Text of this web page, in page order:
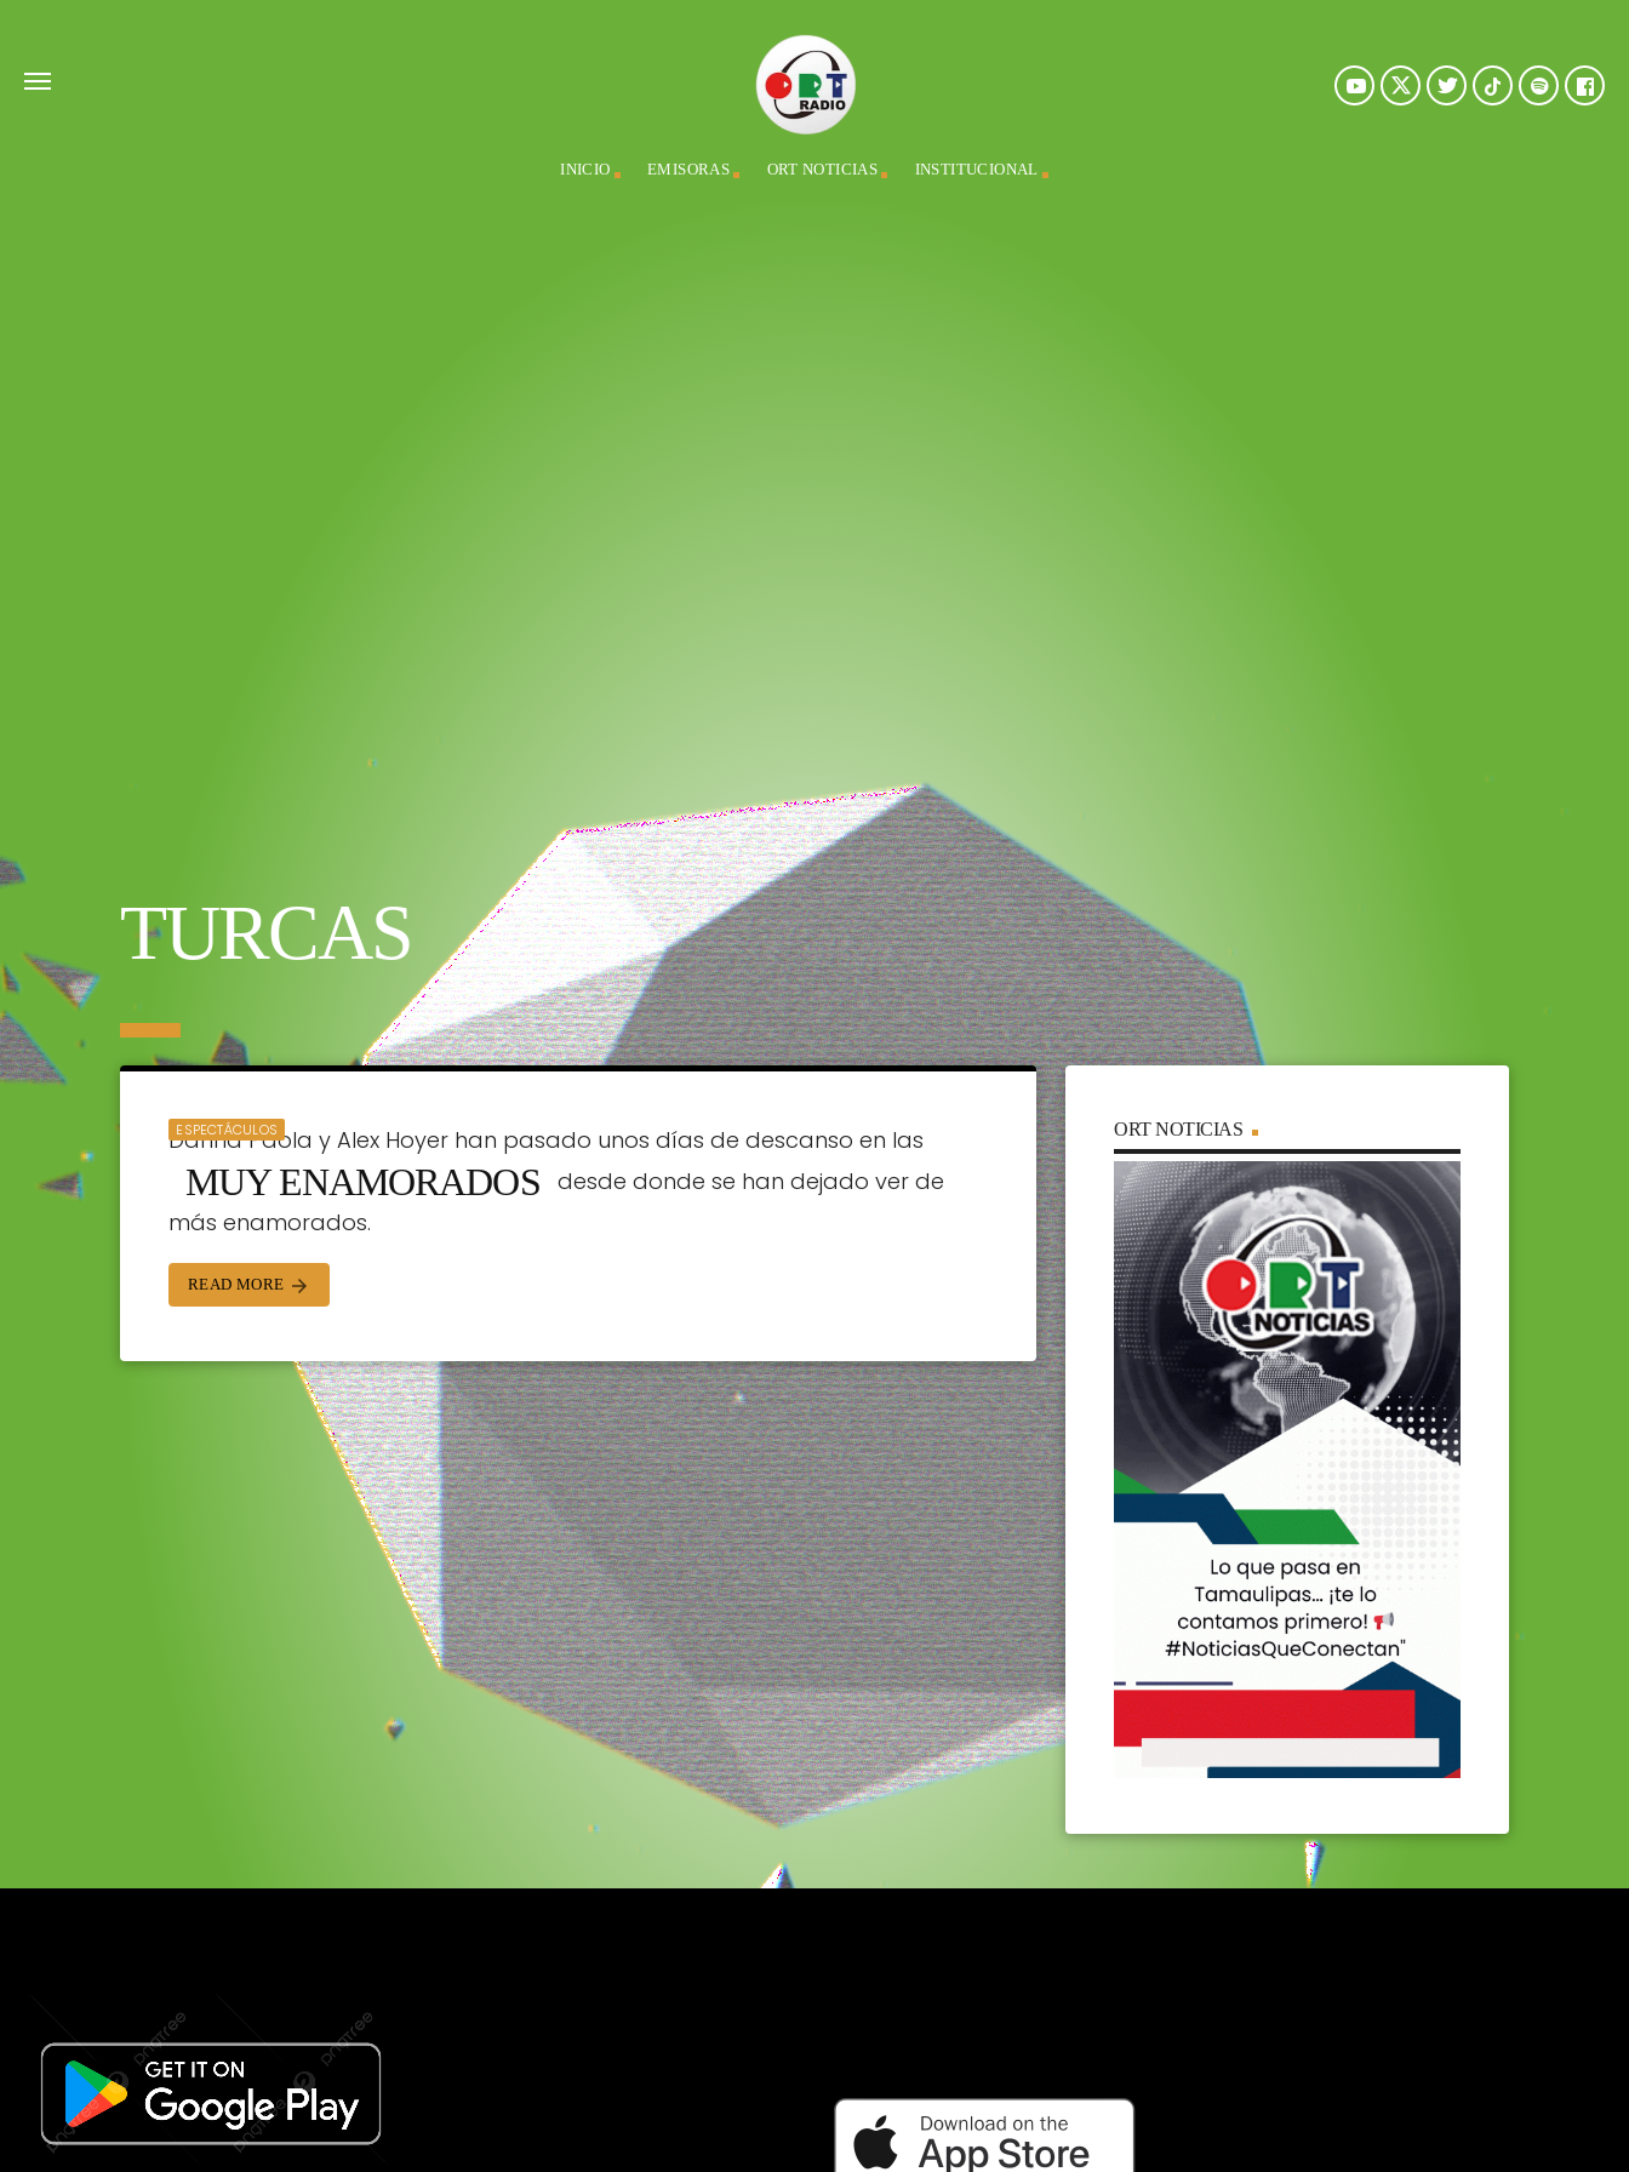
INICIO EMISORAS ORT NOTICIAS INSTITUCIONAL
TURCAS
ESPECTÁCULOS
MUY ENAMORADOS
Danna Paola y Alex Hoyer han pasado unos días de descanso en las
paradisíacas islas Turcas y Caicos, desde donde se han dejado ver de
más enamorados.
READ MORE arrow_forward
ORT NOTICIAS